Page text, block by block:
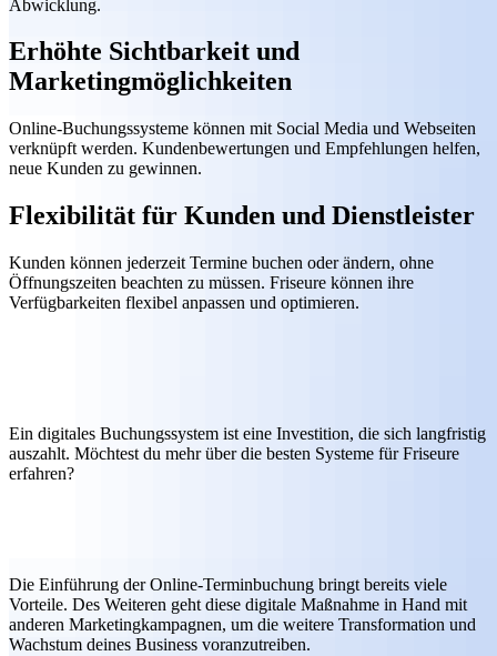
Abwicklung.
Erhöhte Sichtbarkeit und
Marketingmöglichkeiten
Online-Buchungssysteme können mit Social Media und Webseiten
verknüpft werden. Kundenbewertungen und Empfehlungen helfen,
neue Kunden zu gewinnen.
Flexibilität für Kunden und Dienstleister
Kunden können jederzeit Termine buchen oder ändern, ohne
Öffnungszeiten beachten zu müssen. Friseure können ihre
Verfügbarkeiten flexibel anpassen und optimieren.
Ein digitales Buchungssystem ist eine Investition, die sich langfristig
auszahlt. Möchtest du mehr über die besten Systeme für Friseure
erfahren?
Die Einführung der Online-Terminbuchung bringt bereits viele
Vorteile. Des Weiteren geht diese digitale Maßnahme in Hand mit
anderen Marketingkampagnen, um die weitere Transformation und
Wachstum deines Business voranzutreiben.